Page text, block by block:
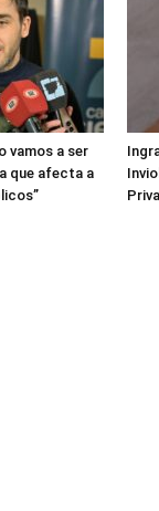
vamos a ser
que afecta a